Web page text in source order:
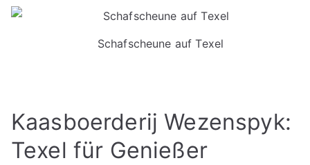
Schafscheune auf Texel
Kaasboerderij Wezenspyk:
Texel für Genießer